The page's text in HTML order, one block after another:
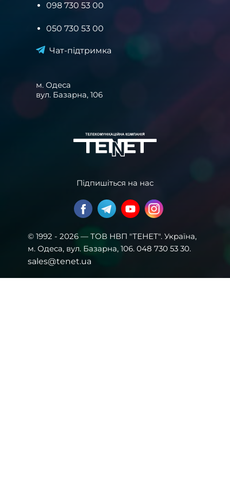
098 730 53 00
050 730 53 00
Чат-підтримка
м. Одеса
вул. Базарна, 106
Підпишіться на нас
© 1992 - 2026 — ТОВ НВП "ТЕНЕТ". Українa,
м. Одеса, вул. Базарна, 106. 048 730 53 30.
sales@tenet.ua